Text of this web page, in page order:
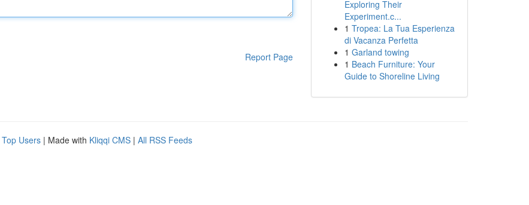
Report Page
Exploring Their
Experiment.c...
1 Tropea: La Tua Esperienza
di Vacanza Perfetta
1 Garland towing
1 Beach Furniture: Your
Guide to Shoreline Living
Top Users | Made with Kliqqi CMS | All RSS Feeds